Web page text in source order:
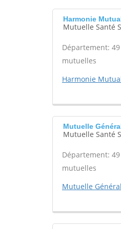
Harmonie
Mutuelle Santé
Département: 49
mutuelles
Harmonie
Mutuelle
Mutuelle Santé
Département: 49
mutuelles
Mutuelle